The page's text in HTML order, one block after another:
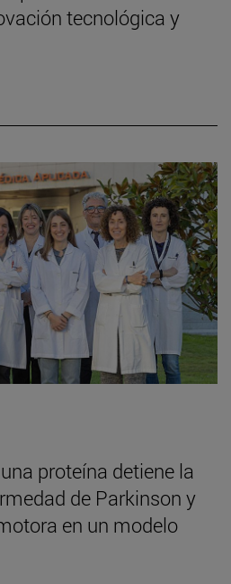
tecnológica y
proteína detiene la
de Parkinson y
en un modelo